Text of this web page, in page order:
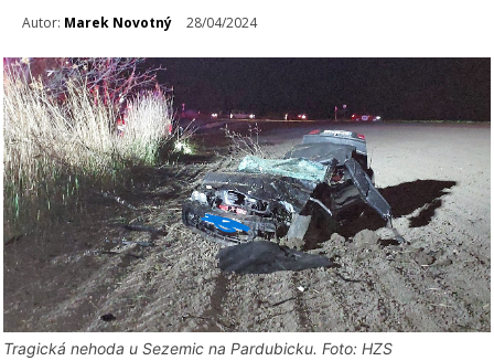
Autor: Marek Novotný 28/04/2024
Tragická nehoda u Sezemic na Pardubicku. Foto: HZS